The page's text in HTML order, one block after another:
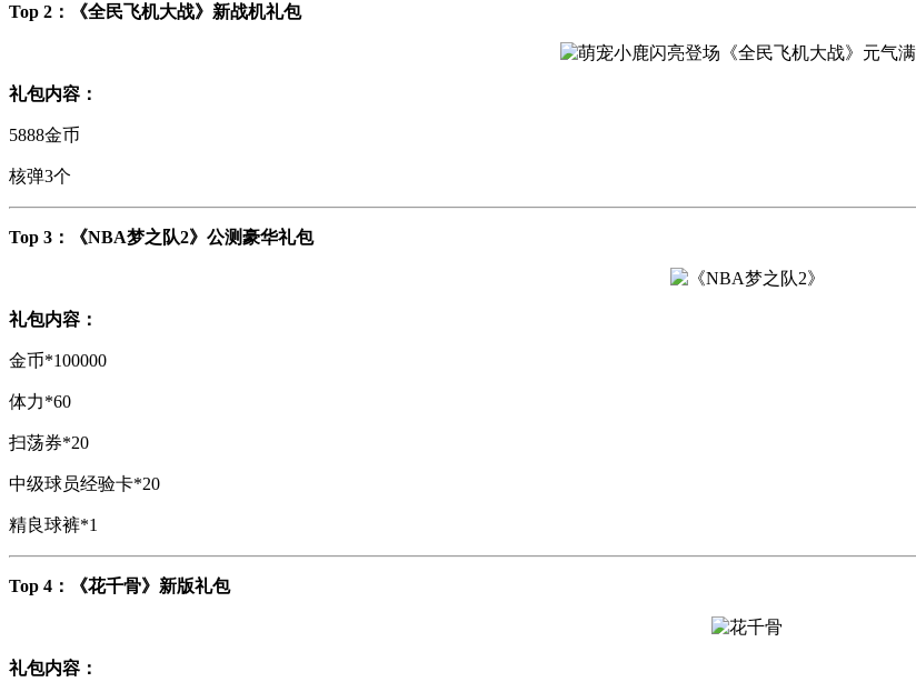
Top 2：《全民飞机大战》新战机礼包
礼包内容：
5888金币
核弹3个
Top 3：《NBA梦之队2》公测豪华礼包
礼包内容：
金币*100000
体力*60
扫荡券*20
中级球员经验卡*20
精良球裤*1
Top 4：《花千骨》新版礼包
礼包内容：